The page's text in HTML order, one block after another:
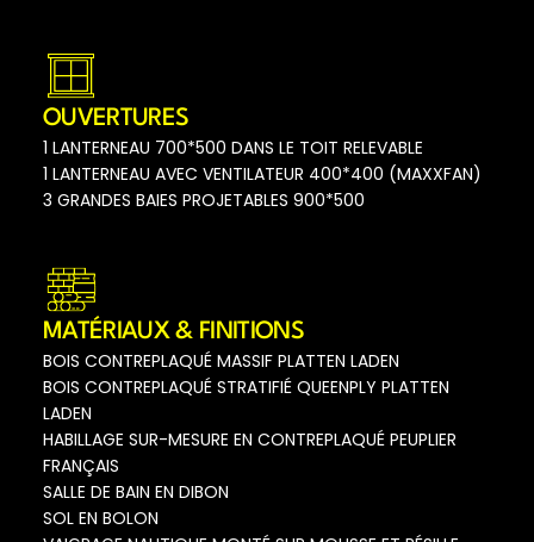
OUVERTURES
1 LANTERNEAU 700*500 DANS LE TOIT RELEVABLE
1 LANTERNEAU AVEC VENTILATEUR 400*400 (MAXXFAN)
3 GRANDES BAIES PROJETABLES 900*500
MATÉRIAUX & FINITIONS
BOIS CONTREPLAQUÉ MASSIF PLATTEN LADEN
BOIS CONTREPLAQUÉ STRATIFIÉ QUEENPLY PLATTEN
LADEN
HABILLAGE SUR-MESURE EN CONTREPLAQUÉ PEUPLIER
FRANÇAIS
SALLE DE BAIN EN DIBON
SOL EN BOLON